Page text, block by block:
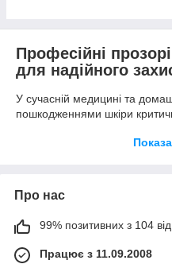
Професійні
для надійного
У сучасній медицині та
пошкодженнями шкіри
й не обмежують активність
заслужили довіру лікарів
властивостям, еластичності
контролю за станом ранової
застосування
Про нас
99% позитивних з 104
Працює з 11.09.2008